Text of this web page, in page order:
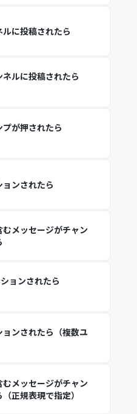
に投稿されたら
ルに投稿されたら
が押されたら
ンされたら
メッセージがチャン
ョンされたら
ンされたら（複数ユ
メッセージがチャン
正規表現で指定）